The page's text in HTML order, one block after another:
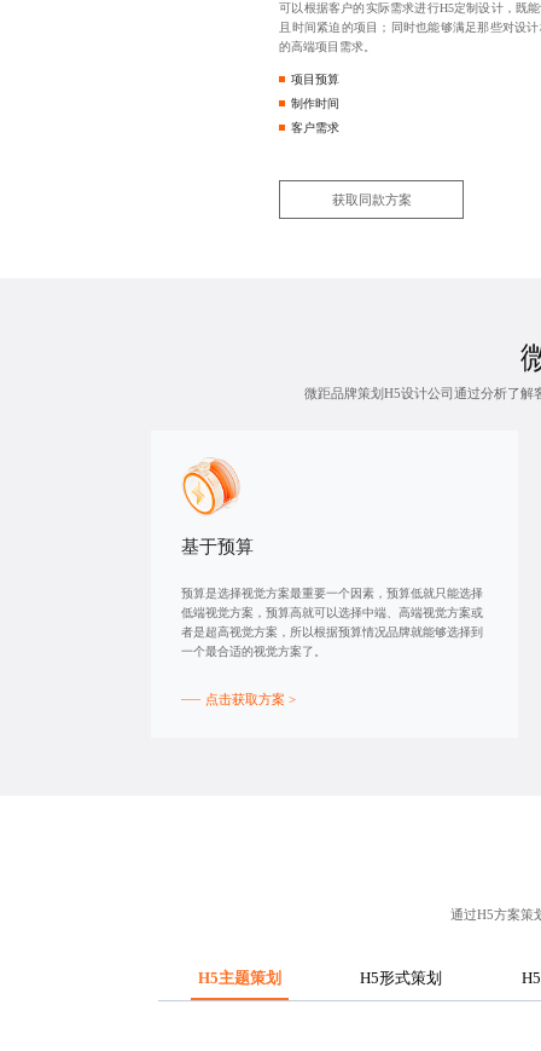
可以根据客户的实际需求进行H5定制设计，既
且时间紧迫的项目；同时也能够满足那些对设
的高端项目需求。
项目预算
制作时间
客户需求
获取同款方案
微距品牌策划 H5设计公司 通过分析了解
基于预算
预算是选择视觉方案最重要一个因素，预算低就只能选择
低端视觉方案，预算高就可以选择中端、高端视觉方案或
者是超高视觉方案，所以根据预算情况品牌就能够选择到
一个最合适的视觉方案了。
点击获取方案 >
通过H5方案策
H5主题策划 H5形式策划